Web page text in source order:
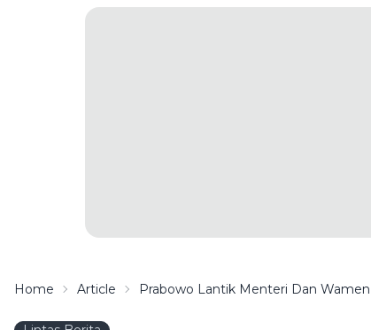
Home Article Prabowo Lantik Menteri Dan